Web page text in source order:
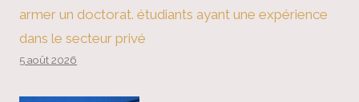
armer un doctorat. étudiants ayant une expérience
dans le secteur privé
5 août 2026